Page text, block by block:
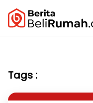
Tags :